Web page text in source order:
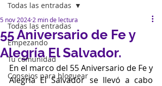
Todas las entradas
Empezando
Tu comunidad
Consejos para bloguear
Todas las entradas
55 Aniversario de Fe y
Alegría El Salvador.
5 nov 2024 2 min de lectura
En el marco del 55 Aniversario de Fe y
Alegría El Salvador se llevó a cabo